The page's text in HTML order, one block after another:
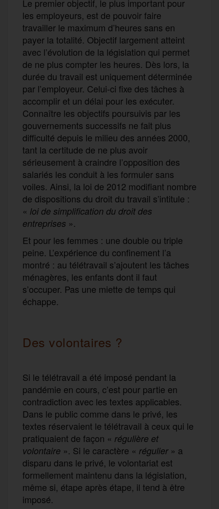
Le premier objectif, le plus important pour
les employeurs, est de pouvoir faire
travailler le maximum d’heures sans en
payer la totalité. Objectif largement atteint
avec l’évolution de la législation qui permet
de ne plus compter les heures. Dès lors, la
durée du travail est uniquement déterminée
par l’employeur. Celui-ci fixe des tâches à
accomplir et un délai pour les exécuter.
Connaître les objectifs poursuivis par les
gouvernements successifs ne fait plus
difficulté depuis le milieu des années 2000,
tant la certitude de ne plus avoir
sérieusement à craindre l’opposition des
salariés les conduit à les formuler sans
voiles. Ainsi, la loi de 2012 modifiant nombre
de dispositions du droit du travail s’intitule :
« loi de simplification du droit des
entreprises ».
Et pour les femmes : une double ou triple
peine. L’expérience du confinement l’a
montré : au télétravail s’ajoutent les tâches
ménagères, les enfants dont il faut
s’occuper. Pas une miette de temps qui
échappe.
Des volontaires ?
Si le télétravail a été imposé pendant la
pandémie en cours, c’est pour partie en
contradiction avec les textes applicables.
Dans le public comme dans le privé, les
textes réservaient le télétravail à ceux qui le
pratiquaient de façon « régulière et
volontaire ». Si le caractère « régulier» a
disparu dans le privé, le volontariat est
formellement maintenu dans la législation,
même si, étape après étape, il tend à être
imposé.